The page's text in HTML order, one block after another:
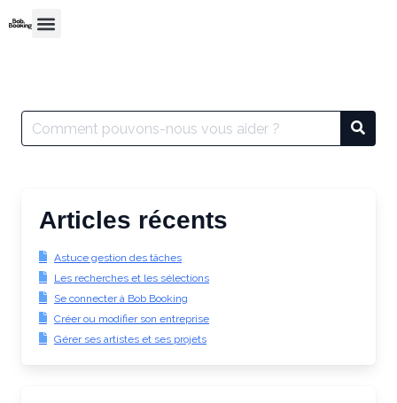
Articles récents
Astuce gestion des tâches
Les recherches et les sélections
Se connecter à Bob Booking
Créer ou modifier son entreprise
Gérer ses artistes et ses projets